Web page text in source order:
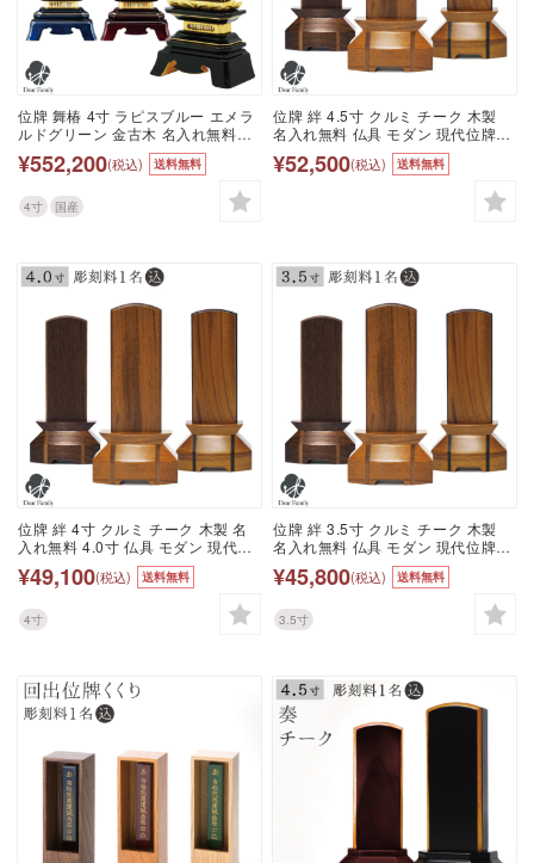
位牌 舞椿 4寸 ラピスブルー エメラ
ルドグリーン 金古木 名入れ無料
4.0寸 仏具 モダン 現代位牌 49日 四
十九日 法要 国産 日本製 漆 漆塗 呂
色 名入れ 彫刻 名前 戒名 梵字 終活
供養 水子 水子供養 本位牌 花 椿
¥552,200(税込) 送料無料
4寸 国産
位牌 絆 4.5寸 クルミ チーク 木製
名入れ無料 仏具 モダン 現代位牌
49日 四十九日 法要 名入れ 彫刻 名
前 戒名 梵字 終活 供養 水子 水子供
養 本位牌 くるみ 木 ウッド 木材 高
級 ウォルナット 木目 ブラウン 黒
¥52,500(税込) 送料無料
位牌 絆 4寸 クルミ チーク 木製 名
入れ無料 4.0寸 仏具 モダン 現代位
牌 49日 四十九日 法要 名入れ 彫刻
名前 戒名 梵字 終活 供養 水子 水子
供養 本位牌 くるみ 木 ウッド 木材
高級 ウォルナット 木目 ブラウン 黒
茶
¥49,100(税込) 送料無料
4寸
位牌 絆 3.5寸 クルミ チーク 木製
名入れ無料 仏具 モダン 現代位牌
49日 四十九日 法要 名入れ 彫刻 名
前 戒名 梵字 終活 供養 水子 水子供
養 本位牌 くるみ 木 ウッド 木材 高
級 ウォルナット 木目 ブラウン 黒
茶
¥45,800(税込) 送料無料
3.5寸